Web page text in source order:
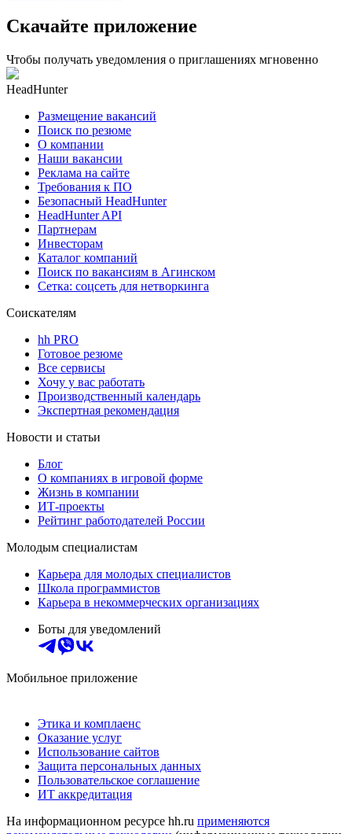
Скачайте приложение
Чтобы получать уведомления о приглашениях мгновенно
HeadHunter
Размещение вакансий
Поиск по резюме
О компании
Наши вакансии
Реклама на сайте
Требования к ПО
Безопасный HeadHunter
HeadHunter API
Партнерам
Инвесторам
Каталог компаний
Поиск по вакансиям в Агинском
Сетка: соцсеть для нетворкинга
Соискателям
hh PRO
Готовое резюме
Все сервисы
Хочу у вас работать
Производственный календарь
Экспертная рекомендация
Новости и статьи
Блог
О компаниях в игровой форме
Жизнь в компании
ИТ-проекты
Рейтинг работодателей России
Молодым специалистам
Карьера для молодых специалистов
Школа программистов
Карьера в некоммерческих организациях
Боты для уведомлений
Мобильное приложение
Этика и комплаенс
Оказание услуг
Использование сайтов
Защита персональных данных
Пользовательское соглашение
ИТ аккредитация
На информационном ресурсе hh.ru применяются